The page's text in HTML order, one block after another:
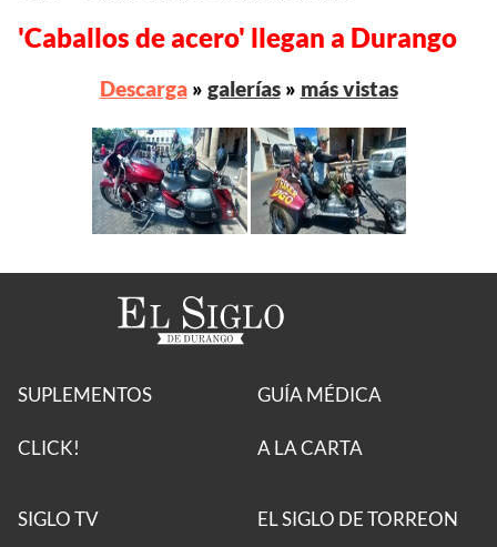
'Caballos de acero' llegan a Durango
Descarga» galerías» más vistas
SUPLEMENTOS
CLICK!
GUÍA MÉDICA
A LA CARTA
SIGLO TV EL SIGLO DE TORREON